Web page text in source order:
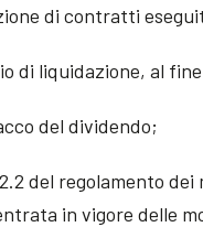
di contratti
di liquidazione, al
del dividendo;
del regolamento
in vigore delle